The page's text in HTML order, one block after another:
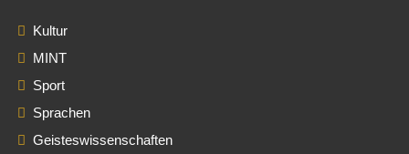
Kultur
MINT
Sport
Sprachen
Geisteswissenschaften